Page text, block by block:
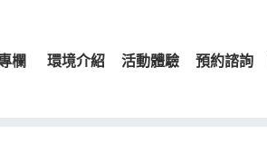
欄 環境介紹 活動體驗 預約諮詢